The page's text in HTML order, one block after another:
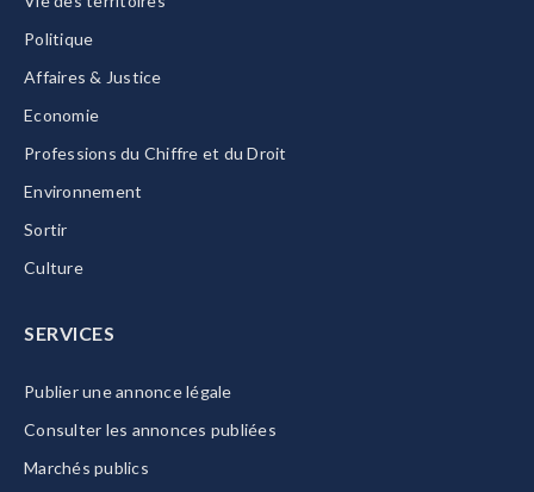
Politique
Affaires & Justice
Economie
Professions du Chiffre et du Droit
Environnement
Sortir
Culture
SERVICES
Publier une annonce légale
Consulter les annonces publiées
Marchés publics